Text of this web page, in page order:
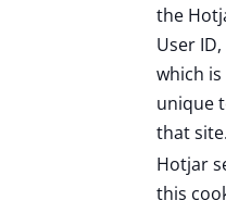
the
User ID,
which is
unique
that
Hotjar
this